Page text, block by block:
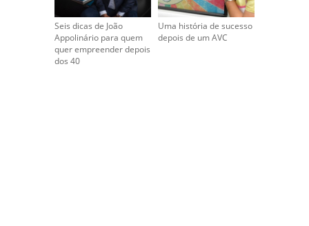
Seis dicas de João
Appolinário para quem
quer empreender depois
dos 40
Uma história de sucesso
depois de um AVC